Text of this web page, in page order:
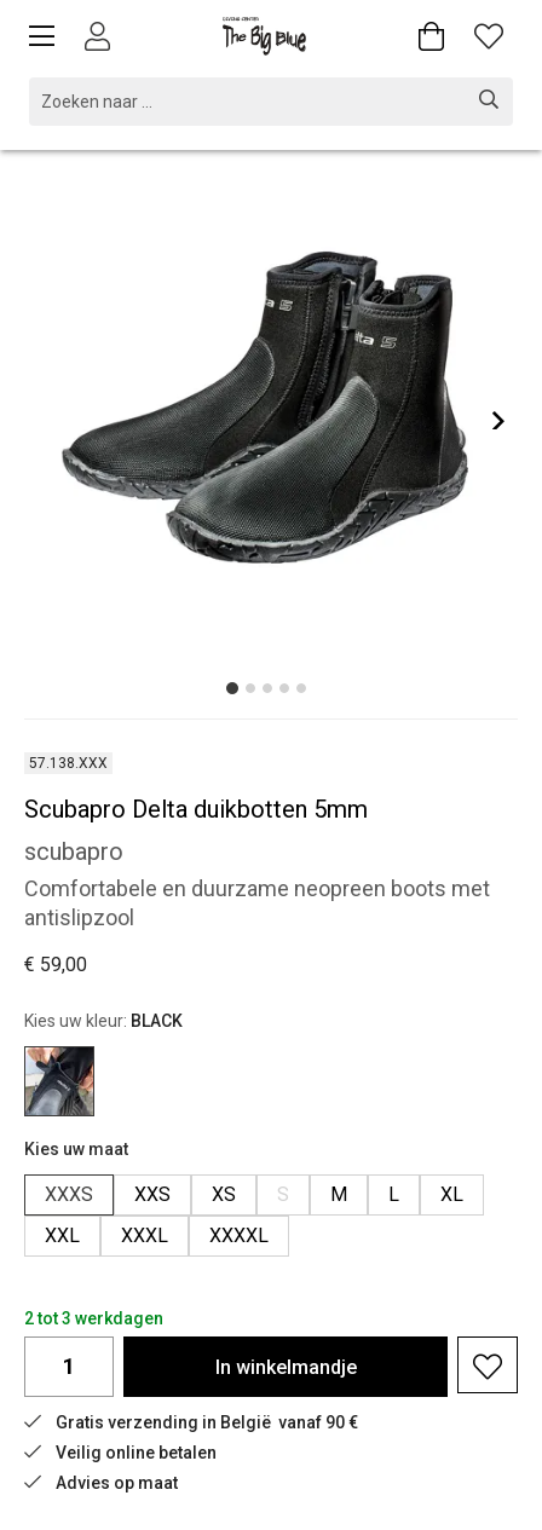
57.138.XXX
Scubapro Delta duikbotten 5mm
scubapro
Comfortabele en duurzame neopreen boots met
antislipzool
€ 59,00
Kies uw kleur: BLACK
Kies uw maat
XXXS XXS XS S M L
XL
XXL
XXXL XXXXL
2 tot 3 werkdagen
In winkelmandje
Gratis verzending in België  vanaf 90 €
Veilig online betalen
Advies op maat